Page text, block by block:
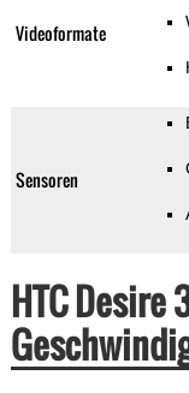
Videoformate
Sensoren
HTC Desire